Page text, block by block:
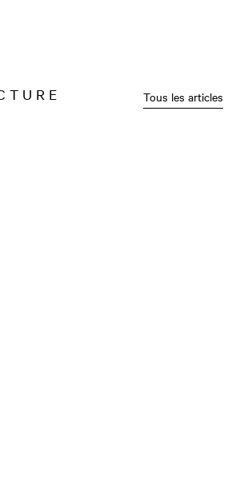
Tous les articles